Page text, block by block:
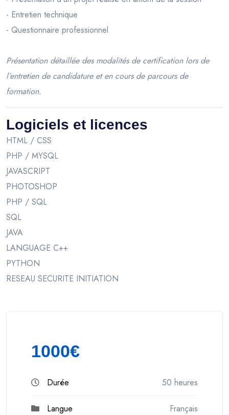
- Entretien technique
- Questionnaire professionnel
Présentation détaillée des modalités de certification lors de
l’entretien de candidature et en cours de parcours de
formation.
Logiciels et licences
HTML / CSS
PHP / MYSQL
JAVASCRIPT
PHOTOSHOP
PHP / SQL
SQL
JAVA
LANGUAGE C++
PYTHON
RESEAU SECURITE INITIATION
1000€
Durée 50 heures
Langue Français